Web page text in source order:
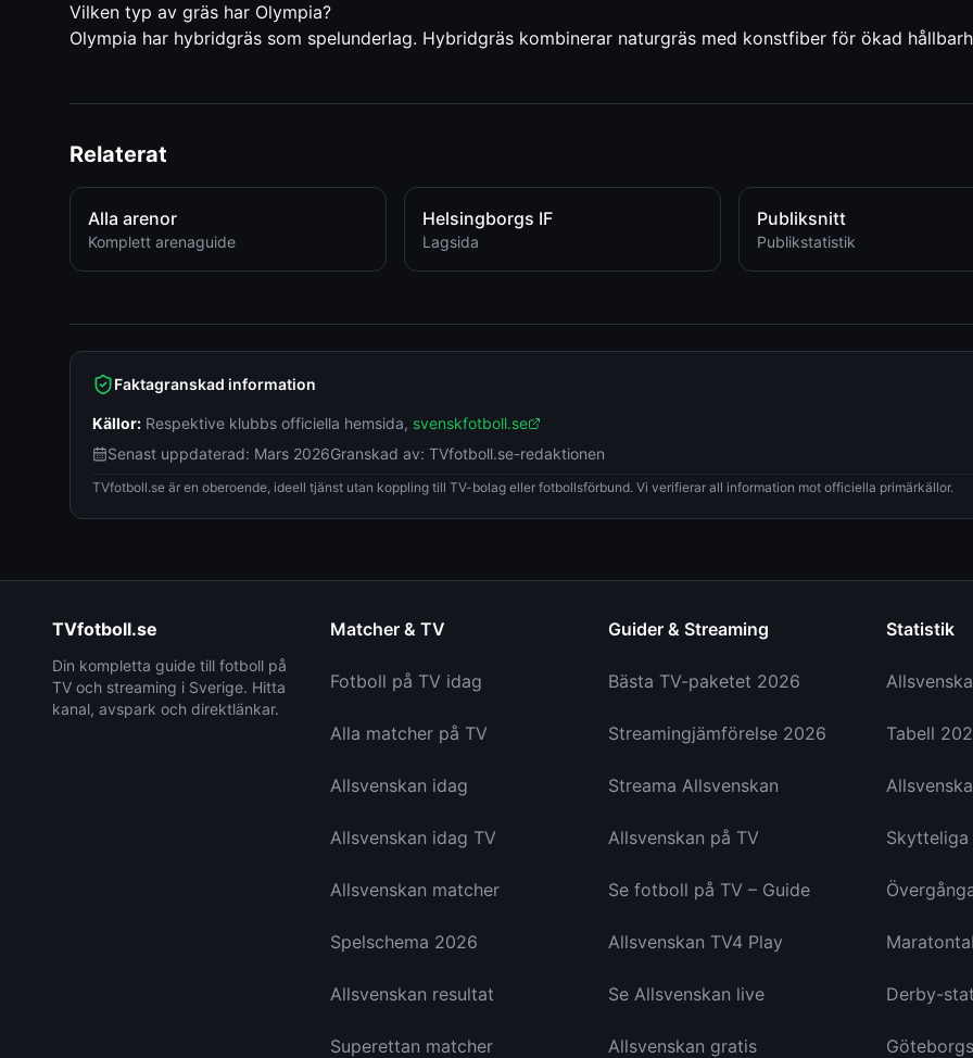
Vilken typ av gräs har Olympia?
Olympia har hybridgräs som spelunderlag. Hybridgräs kombinerar naturgräs med konstfiber för ökad
Relaterat
Alla arenor
Komplett arenaguide
Helsingborgs IF
Lagsida
Publiksnitt
Publikstatistik
Faktagranskad information
Källor: Respektive klubbs officiella hemsida, svenskfotboll.se
Senast uppdaterad: Mars 2026Granskad av: TVfotboll.se-redaktionen
TVfotboll.se är en oberoende, ideell tjänst utan koppling till TV-bolag eller fotbollsförbund. Vi verifierar all information mot officiella primärkällor.
TVfotboll.se
Din kompletta guide till fotboll på
TV och streaming i Sverige. Hitta
kanal, avspark och direktlänkar.
Matcher & TV
Fotboll på TV idag
Alla matcher på TV
Allsvenskan idag
Allsvenskan idag TV
Allsvenskan matcher
Spelschema 2026
Allsvenskan resultat
Superettan matcher
Guider & Streaming
Bästa TV-paketet 2026
Streamingjämförelse 2026
Streama Allsvenskan
Allsvenskan på TV
Se fotboll på TV – Guide
Allsvenskan TV4 Play
Se Allsvenskan live
Allsvenskan gratis
Statistik
Tabell
Derby-